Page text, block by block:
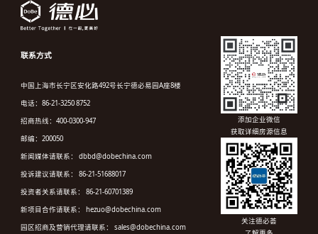
联系方式
中国上海市长宁区安化路492号长宁德必易园A座8楼
电话：86-21-3250 8752
招商热线：400-0300-947
邮编：200050
新闻媒体请联系： dbbd@dobechina.com
投诉建议请联系： 86-21-51688017
投资者关系请联系： 86-21-60701389
新项目合作请联系： hezuo@dobechina.com
园区招商及营销代理请联系： sales@dobechina.com
添加企业微信
获取详细房源信息
关注德必荟